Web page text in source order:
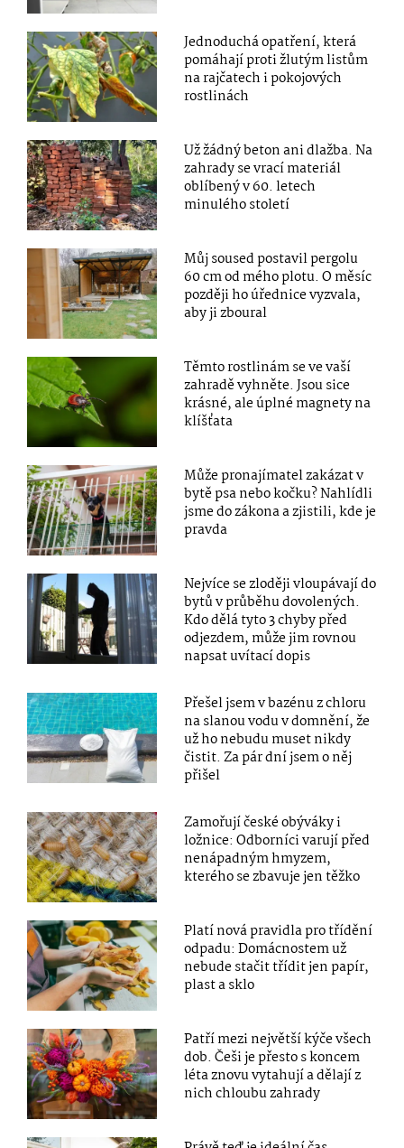
Jednoduchá opatření, která
pomáhají proti žlutým listům
na rajčatech i pokojových
rostlinách
Už žádný beton ani dlažba. Na
zahrady se vrací materiál
oblíbený v 60. letech
minulého století
Můj soused postavil pergolu
60 cm od mého plotu. O měsíc
později ho úřednice vyzvala,
aby ji zboural
Těmto rostlinám se ve vaší
zahradě vyhněte. Jsou sice
krásné, ale úplné magnety na
klíšťata
Může pronajímatel zakázat v
bytě psa nebo kočku? Nahlídli
jsme do zákona a zjistili, kde je
pravda
Nejvíce se zloději vloupávají do
bytů v průběhu dovolených.
Kdo dělá tyto 3 chyby před
odjezdem, může jim rovnou
napsat uvítací dopis
Přešel jsem v bazénu z chloru
na slanou vodu v domnění, že
už ho nebudu muset nikdy
čistit. Za pár dní jsem o něj
přišel
Zamořují české obýváky i
ložnice: Odborníci varují před
nenápadným hmyzem,
kterého se zbavuje jen těžko
Platí nová pravidla pro třídění
odpadu: Domácnostem už
nebude stačit třídit jen papír,
plast a sklo
Patří mezi největší kýče všech
dob. Češi je přesto s koncem
léta znovu vytahují a dělají z
nich chloubu zahrady